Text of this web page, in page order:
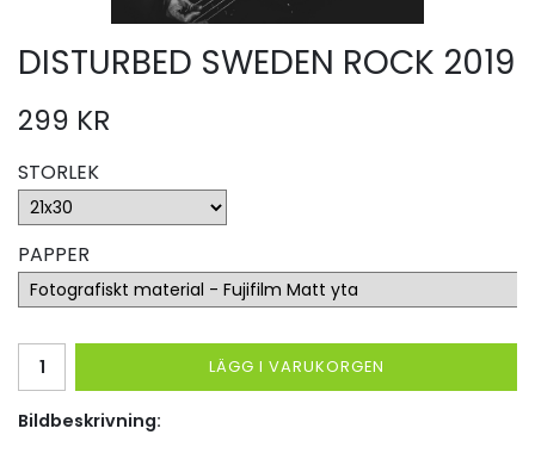
DISTURBED SWEDEN ROCK 2019
299 KR
STORLEK
PAPPER
LÄGG I VARUKORGEN
Bildbeskrivning: